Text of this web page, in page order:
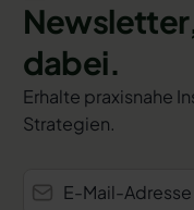
dabei.
Erhalte praxisnahe
Strategien.